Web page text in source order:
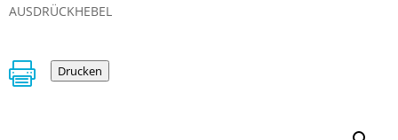
AUSDRÜCKHEBEL
 Drucken